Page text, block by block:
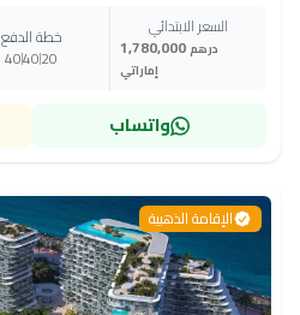
السعر الابتدائي
1,780,000 درهم
إماراتي
خطة الدفع
20
40
40
واتساب
الإقامة الذهبية